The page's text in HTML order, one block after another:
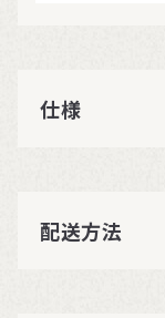
仕様
配送方法